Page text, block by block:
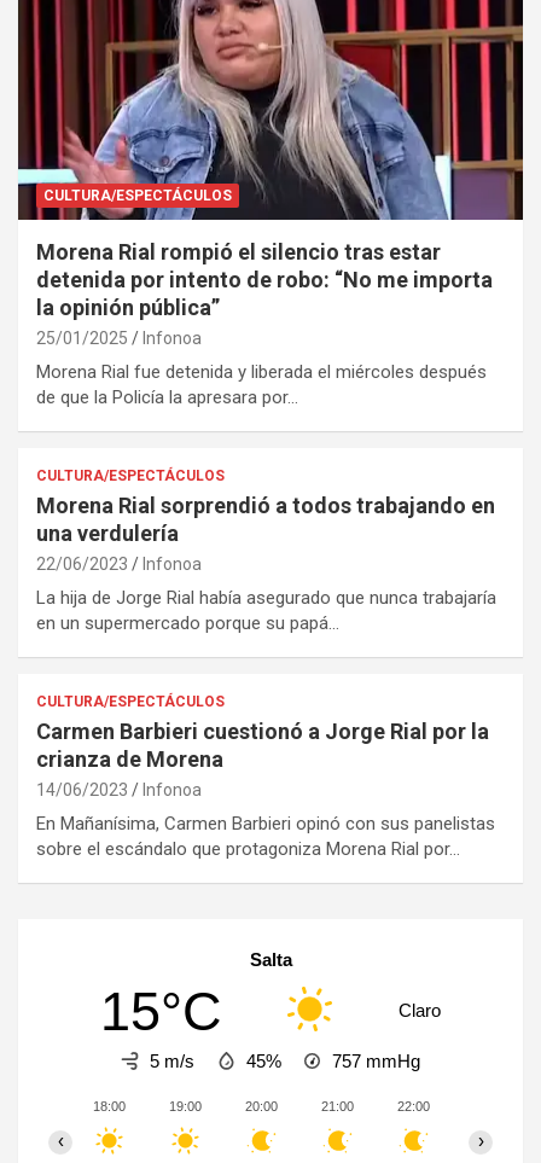
CULTURA/ESPECTÁCULOS
Morena Rial rompió el silencio tras estar
detenida por intento de robo: “No me importa
la opinión pública”
25/01/2025 Infonoa
Morena Rial fue detenida y liberada el miércoles después
de que la Policía la apresara por…
CULTURA/ESPECTÁCULOS
Morena Rial sorprendió a todos trabajando en
una verdulería
22/06/2023 Infonoa
La hija de Jorge Rial había asegurado que nunca trabajaría
en un supermercado porque su papá…
CULTURA/ESPECTÁCULOS
Carmen Barbieri cuestionó a Jorge Rial por la
crianza de Morena
14/06/2023 Infonoa
En Mañanísima, Carmen Barbieri opinó con sus panelistas
sobre el escándalo que protagoniza Morena Rial por…
Salta
15°C Claro
5 m/s 45% 757 mmHg
18:00 19:00 20:00 21:00 22:00
‹ ›